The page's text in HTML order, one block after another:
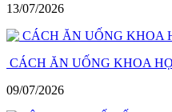
13/07/2026
CÁCH ĂN UỐNG KHOA
09/07/2026